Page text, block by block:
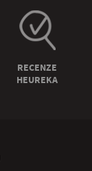
RECENZE
HEUREKA